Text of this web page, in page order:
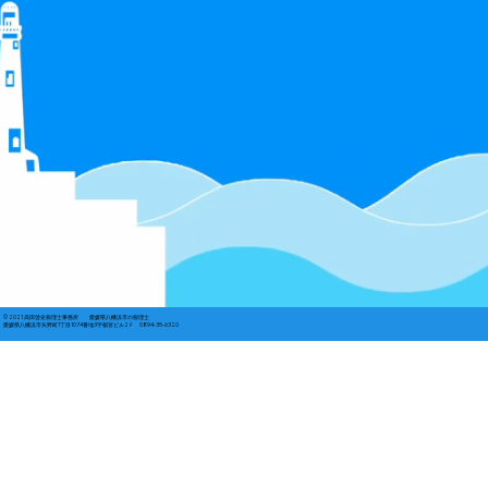
© 2021 高田啓史税理士事務所 愛媛県八幡浜市の税理士
愛媛県八幡浜市矢野町1丁目1074番地3宇都宮ビル2Ｆ 0894-35-6320